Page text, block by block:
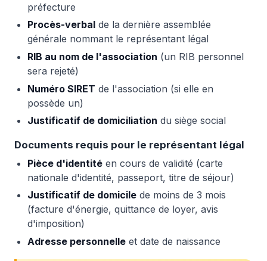
préfecture
Procès-verbal de la dernière assemblée
générale nommant le représentant légal
RIB au nom de l'association (un RIB personnel
sera rejeté)
Numéro SIRET de l'association (si elle en
possède un)
Justificatif de domiciliation du siège social
Documents requis pour le représentant légal
Pièce d'identité en cours de validité (carte
nationale d'identité, passeport, titre de séjour)
Justificatif de domicile de moins de 3 mois
(facture d'énergie, quittance de loyer, avis
d'imposition)
Adresse personnelle et date de naissance